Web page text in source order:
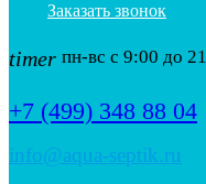
Заказать звонок
timer пн-вс с 9:00 до
+7 (499) 348 88 04
info@aqua-septik.ru